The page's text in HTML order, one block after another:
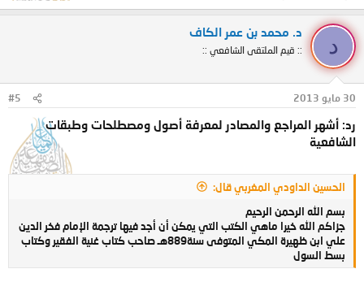
د
د. محمد بن عمر الكاف
:: قيم الملتقى الشافعي ::
30 مايو 2013 #5
رد: أشهر المراجع والمصادر لمعرفة أصول ومصطلحات وطبقات
الشافعية
الحسين الداودي المغربي قال:
بسم الله الرحمن الرحيم
جزاكم الله خيرا ماهي الكتب التي يمكن أن أجد فيها ترجمة الإمام فخر الدين
علي ابن ظهيرة المكي المتوفى سنة889هـ صاحب كتاب غنية الفقير وكتاب
بسط السول